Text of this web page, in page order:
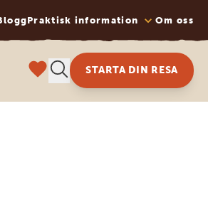
Praktisk information Om oss
STARTA DIN RESA